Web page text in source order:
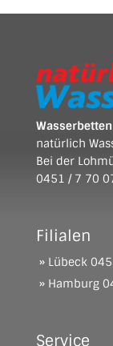
Wasserbetten
natürlich
Bei der
0451 / 7 70
Filialen
» Lübeck
» Hamburg
Service